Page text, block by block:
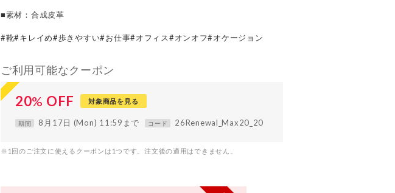
■素材：合成皮革
#靴#キレイめ#歩きやすい#お仕事#オフィス#オンオフ#オケージョン
ご利用可能なクーポン
20% OFF 対象商品を見る
期間 8月17日 (Mon) 11:59まで コード 26Renewal_Max20_20
※1回のご注文に使えるクーポンは1つです。注文後の適用はできません。